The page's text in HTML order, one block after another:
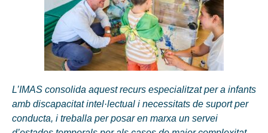
L’IMAS consolida aquest recurs especialitzat per a infants
amb discapacitat intel·lectual i necessitats de suport per
conducta, i treballa per posar en marxa un servei